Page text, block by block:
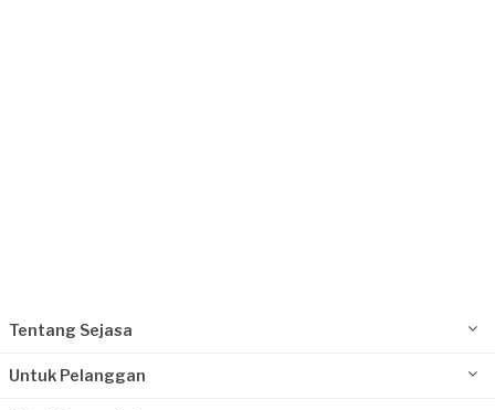
Tentang Sejasa
Untuk Pelanggan